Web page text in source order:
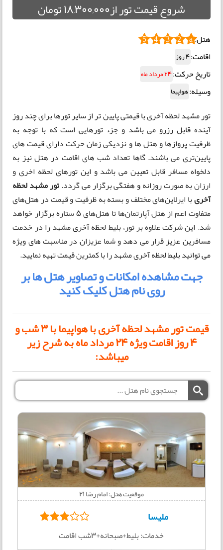
شروع قیمت تور از18,300,000 تومان
هتل: a
2
3
4
5
اقامت:4 روز
تاریخ حرکت:24 مرداد ماه
وسیله:هواپیما
تور مشهد لحظه آخری با قیمتی پایین تر از سایر تورها برای چند روز
آینده قابل رزرو می باشد و جزء تورهایی است که با توجه به
ظرفیت پروازها و هتل ها و نزدیکی زمان حرکت دارای قیمت های
پایین‌تری می باشند. گاها تعداد شب های اقامت در هتل نیز به
دلخواه مسافر قابل تعیین می باشد و این تورهای لحظه اخری و
ارزان به صورت روزانه و هفتگی برگزار می گردد.تور مشهد لحظه
آخریبا ایرلاین‌های مختلف و بسته به ظرفیت و قیمت در هتل‌های
متفاوت اعم از هتل آپارتمان‌ها تا هتل‌های 5 ستاره برگزار خواهد
شد. این شرکت علاوه بر تور، بلیط لحظه آخری مشهد را در خدمت
مسافرین عزیز قرار می دهد و شما عزیزان در مناسبت های ویژه
می توانید بلیط لحظه آخری مشهد را با کمترین قیمت تهیه نمایید.
جهت مشاهده امکانات و تصاویر هتل ها بر
روی نام هتل کلیک کنید
قیمت تور مشهد لحظه آخری با هواپیما با 3 شب و
4 روز اقامت ویژه 24 مرداد ماه به شرح زیر
میباشد:
موقعیت هتل: امام رضا 21
ملیسا
خدمات: بلیط+صبحانه+3شب اقامت